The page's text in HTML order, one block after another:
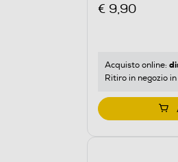
€ 9,90
Acquisto online:
Ritiro in negozio